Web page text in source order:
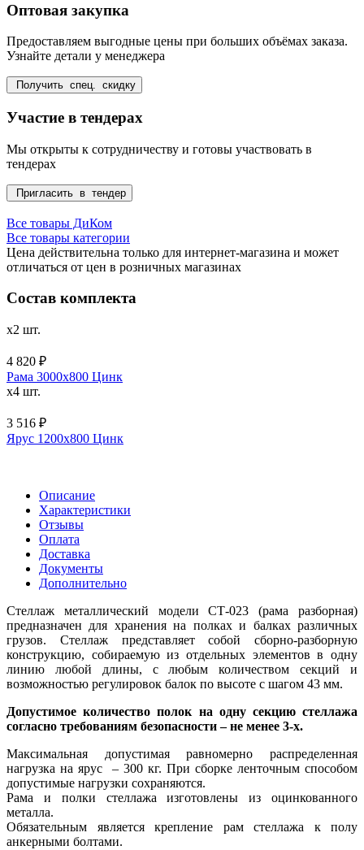
Оптовая закупка
Предоставляем выгодные цены при больших объёмах заказа.
Узнайте детали у менеджера
Получить спец. скидку
Участие в тендерах
Мы открыты к сотрудничеству и готовы участвовать в
тендерах
Пригласить в тендер
Все товары ДиКом
Все товары категории
Цена действительна только для интернет-магазина и может
отличаться от цен в розничных магазинах
Состав комплекта
x2 шт.
4 820 ₽
Рама 3000х800 Цинк
x4 шт.
3 516 ₽
Ярус 1200х800 Цинк
Описание
Характеристики
Отзывы
Оплата
Доставка
Документы
Дополнительно
Стеллаж металлический модели СТ-023 (рама разборная)
предназначен для хранения на полках и балках различных
грузов. Стеллаж представляет собой сборно-разборную
конструкцию, собираемую из отдельных элементов в одну
линию любой длины, с любым количеством секций и
возможностью регулировок балок по высоте с шагом 43 мм.
Допустимое количество полок на одну секцию стеллажа
согласно требованиям безопасности – не менее 3-х.
Максимальная допустимая равномерно распределенная
нагрузка на ярус – 300 кг. При сборке ленточным способом
допустимые нагрузки сохраняются.
Рама и полки стеллажа изготовлены из оцинкованного
металла.
Обязательным является крепление рам стеллажа к полу
анкерными болтами.